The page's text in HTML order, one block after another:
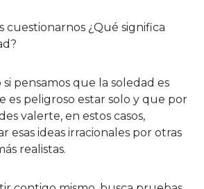
cuestionarnos ¿Qué significa
pensamos que la soledad es
es peligroso estar solo y que por
valerte, en estos casos,
esas ideas irracionales por otras
realistas.